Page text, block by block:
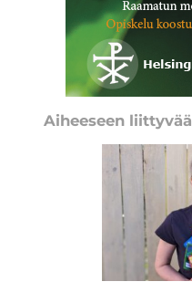
Aiheeseen liittyvää